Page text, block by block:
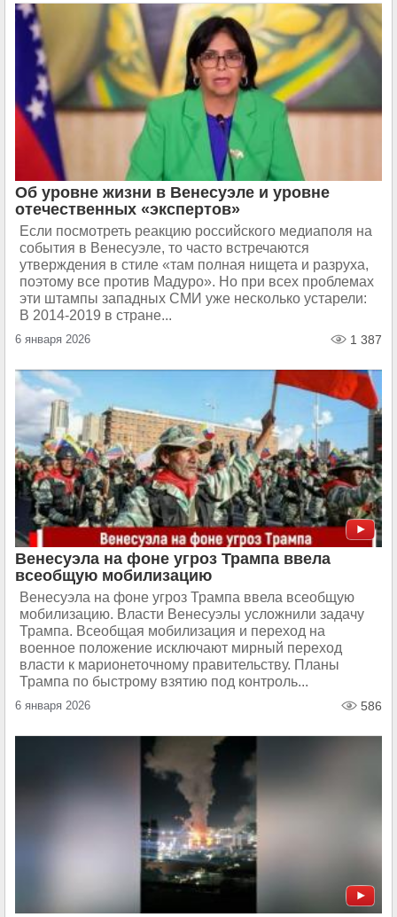
Об уровне жизни в Венесуэле и уровне
отечественных «экспертов»
Если посмотреть реакцию российского медиаполя на
события в Венесуэле, то часто встречаются
утверждения в стиле «там полная нищета и разруха,
поэтому все против Мадуро». Но при всех проблемах
эти штампы западных СМИ уже несколько устарели:
В 2014-2019 в стране...
6 января 2026 1 387
Венесуэла на фоне угроз Трампа ввела
всеобщую мобилизацию
Венесуэла на фоне угроз Трампа ввела всеобщую
мобилизацию. Власти Венесуэлы усложнили задачу
Трампа. Всеобщая мобилизация и переход на
военное положение исключают мирный переход
власти к марионеточному правительству. Планы
Трампа по быстрому взятию под контроль...
6 января 2026 586